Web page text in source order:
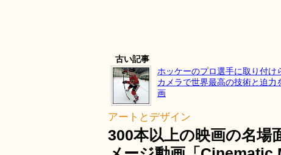
古い記事
ホッケーのプロ選手に取り付け
カメラで世界最高の技術と迫力
画
アートとデザイン
300本以上の映画の名場